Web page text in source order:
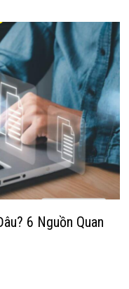
6 Nguồn Quan